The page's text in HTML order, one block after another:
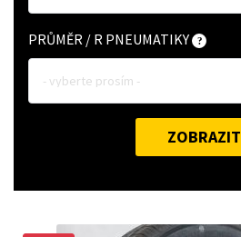
PRŮMĚR / R PNEUMATIKY
- vyberte prosím -
ZOBRAZIT